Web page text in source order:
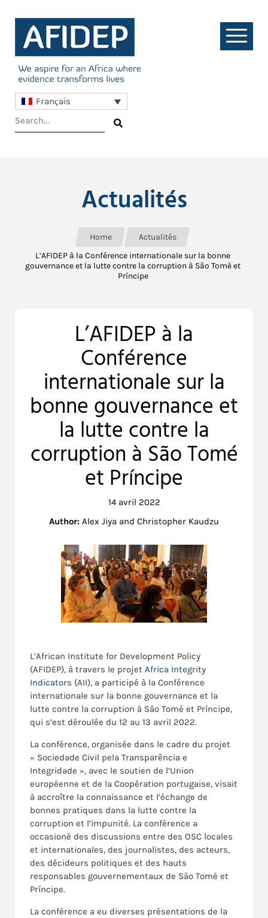
Français
Actualités
Home
Actualités
L’AFIDEP à la Conférence internationale sur la bonne
gouvernance et la lutte contre la corruption à São Tomé et
Príncipe
L’AFIDEP à la
Conférence
internationale sur la
bonne gouvernance et
la lutte contre la
corruption à São Tomé
et Príncipe
14 avril 2022
Author: Alex Jiya and Christopher Kaudzu
L’African Institute for Development Policy
(AFIDEP), à travers le projet Africa Integrity
Indicators (AII), a participé à la Conférence
internationale sur la bonne gouvernance et la
lutte contre la corruption à São Tomé et Príncipe,
qui s’est déroulée du 12 au 13 avril 2022.
La conférence, organisée dans le cadre du projet
« Sociedade Civil pela Transparência e
Integridade », avec le soutien de l’Union
européenne et de la Coopération portugaise, visait
à accroître la connaissance et l’échange de
bonnes pratiques dans la lutte contre la
corruption et l’impunité. La conférence a
occasioné des discussions entre des OSC locales
et internationales, des journalistes, des acteurs,
des décideurs politiques et des hauts
responsables gouvernementaux de São Tomé et
Príncipe.
La conférence a eu diverses présentations de la